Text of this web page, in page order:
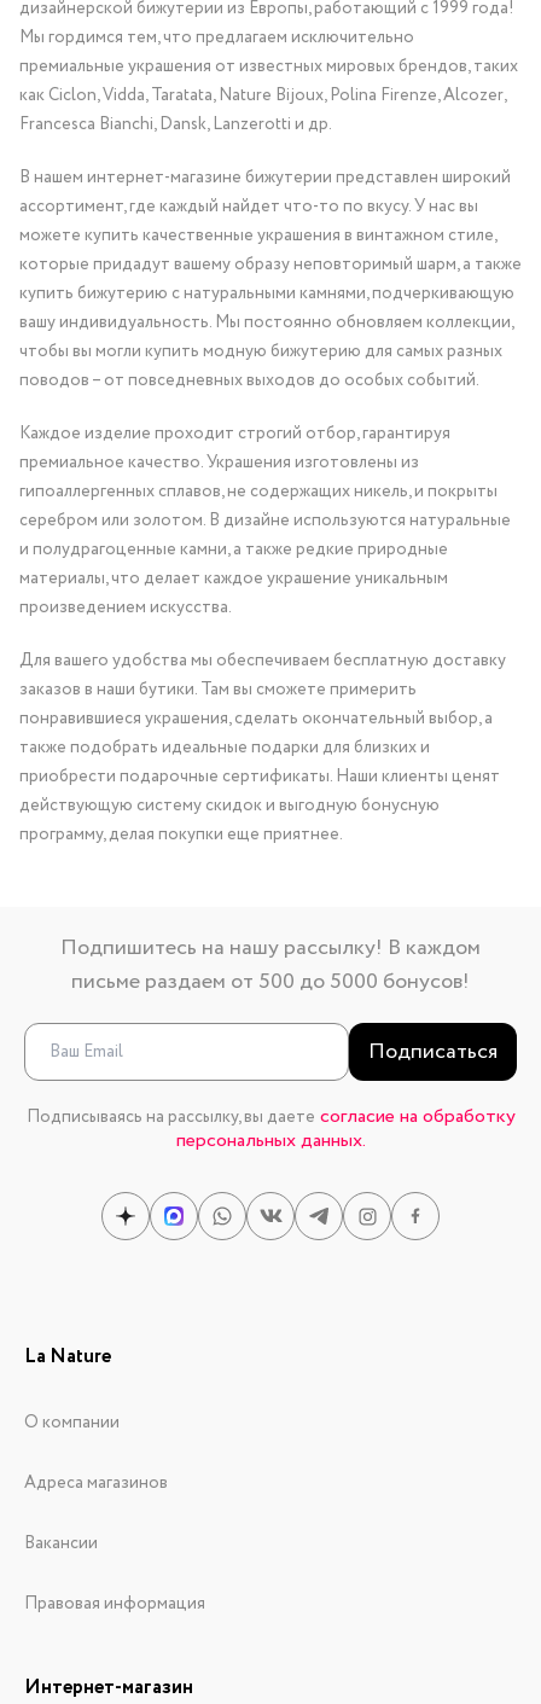
дизайнерской бижутерии из Европы, работающий с 1999 года!
Мы гордимся тем, что предлагаем исключительно
премиальные украшения от известных мировых брендов, таких
как Ciclon, Vidda, Taratata, Nature Bijoux, Polina Firenze, Alcozer,
Francesca Bianchi, Dansk, Lanzerotti и др.
В нашем интернет-магазине бижутерии представлен широкий
ассортимент, где каждый найдет что-то по вкусу. У нас вы
можете купить качественные украшения в винтажном стиле,
которые придадут вашему образу неповторимый шарм, а также
купить бижутерию с натуральными камнями, подчеркивающую
вашу индивидуальность. Мы постоянно обновляем коллекции,
чтобы вы могли купить модную бижутерию для самых разных
поводов – от повседневных выходов до особых событий.
Каждое изделие проходит строгий отбор, гарантируя
премиальное качество. Украшения изготовлены из
гипоаллергенных сплавов, не содержащих никель, и покрыты
серебром или золотом. В дизайне используются натуральные
и полудрагоценные камни, а также редкие природные
материалы, что делает каждое украшение уникальным
произведением искусства.
Для вашего удобства мы обеспечиваем бесплатную доставку
заказов в наши бутики. Там вы сможете примерить
понравившиеся украшения, сделать окончательный выбор, а
также подобрать идеальные подарки для близких и
приобрести подарочные сертификаты. Наши клиенты ценят
действующую систему скидок и выгодную бонусную
программу, делая покупки еще приятнее.
Подпишитесь на нашу рассылку! В каждом
письме раздаем от 500 до 5000 бонусов!
Подписаться
Подписываясь на рассылку, вы даете согласие на обработку
персональных данных.
La Nature
О компании
Адреса магазинов
Вакансии
Правовая информация
Интернет-магазин